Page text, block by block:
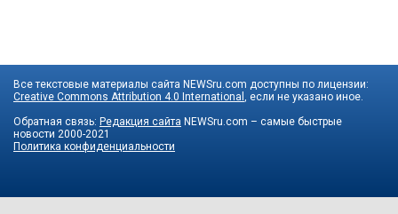
Все текстовые материалы сайта NEWSru.com доступны по лицензии:
Creative Commons Attribution 4.0 International
, если не указано иное.
Обратная связь: Редакция сайта NEWSru.com – самые быстрые
новости 2000-2021
Политика конфиденциальности